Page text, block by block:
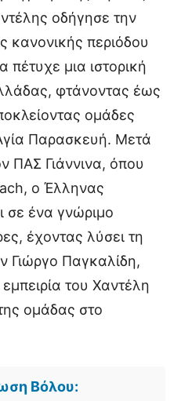
οδήγησε την
κανονικής περιόδου
μια ιστορική
φτάνοντας έως
ομάδες
Παρασκευή. Μετά
ΠΑΣ Γιάννινα, όπου
ο Έλληνας
σε ένα γνώριμο
έχοντας λύσει τη
Γιώργο Παγκαλίδη,
του Χαντέλη
ομάδας στο
Βόλου: